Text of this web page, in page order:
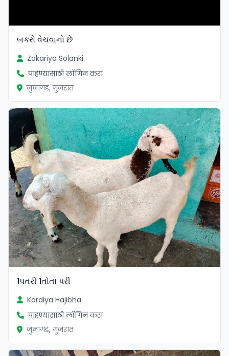
બકરો વેચવાનો છે
Zakariya Solanki
पाहण्यासाठी लॉगिन करा
जुनागड, गुजरात
1પતરી 1તોતા પરી
Kordiya Hajibha
पाहण्यासाठी लॉगिन करा
जुनागड, गुजरात